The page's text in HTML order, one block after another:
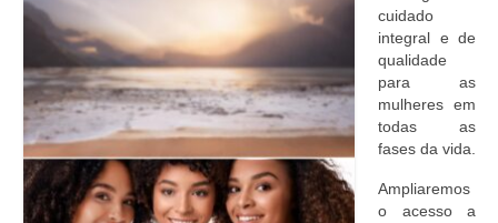
PROPOSTAS LEGISLATIVAS
TRANSPARÊNCIA
AGENDA
CONTATO
cuidado
integral e de
qualidade
para as
mulheres em
todas as
fases da vida.
Ampliaremos
o acesso a